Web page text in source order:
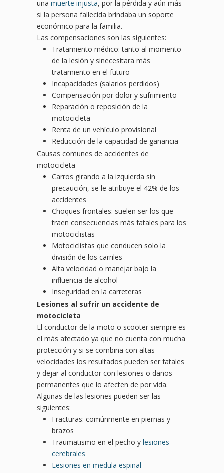
una muerte injusta, por la pérdida y aún más
si la persona fallecida brindaba un soporte
económico para la familia.
Las compensaciones son las siguientes:
Tratamiento médico: tanto al momento
de la lesión y sinecesitara más
tratamiento en el futuro
Incapacidades (salarios perdidos)
Compensación por dolor y sufrimiento
Reparación o reposición de la
motocicleta
Renta de un vehículo provisional
Reducción de la capacidad de ganancia
Causas comunes de accidentes de
motocicleta
Carros girando a la izquierda sin
precaución, se le atribuye el 42% de los
accidentes
Choques frontales: suelen ser los que
traen consecuencias más fatales para los
motociclistas
Motociclistas que conducen solo la
división de los carriles
Alta velocidad o manejar bajo la
influencia de alcohol
Inseguridad en la carreteras
Lesiones al sufrir un accidente de
motocicleta
El conductor de la moto o scooter siempre es
el más afectado ya que no cuenta con mucha
protección y si se combina con altas
velocidades los resultados pueden ser fatales
y dejar al conductor con lesiones o daños
permanentes que lo afecten de por vida.
Algunas de las lesiones pueden ser las
siguientes:
Fracturas: comúnmente en piernas y
brazos
Traumatismo en el pecho y lesiones
cerebrales
Lesiones en medula espinal